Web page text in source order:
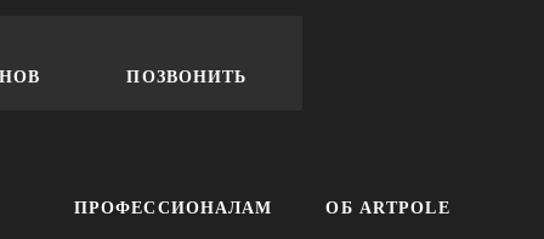
ПОЗВОНИТЬ
ПРОФЕССИОНАЛАМ ОБ ARTPOLE